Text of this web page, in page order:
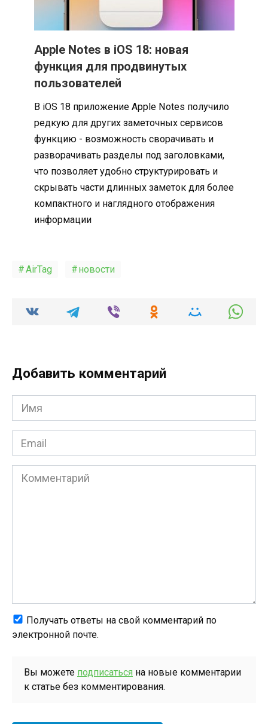
Apple Notes в iOS 18: новая
функция для продвинутых
пользователей
В iOS 18 приложение Apple Notes получило
редкую для других заметочных сервисов
функцию - возможность сворачивать и
разворачивать разделы под заголовками,
что позволяет удобно структурировать и
скрывать части длинных заметок для более
компактного и наглядного отображения
информации
AirTag новости
Добавить комментарий
Имя
*
Email
*
Комментарий
Получать ответы на свой комментарий по
электронной почте.
Вы можете подписаться на новые комментарии
к статье без комментирования.